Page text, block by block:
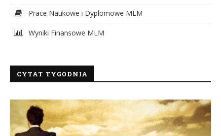
Prace Naukowe i Dyplomowe MLM
Wyniki Finansowe MLM
CYTAT TYGODNIA